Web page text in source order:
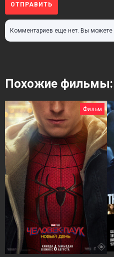
ОТПРАВИТЬ
Комментариев еще нет. Вы можете
Похожие фильмы:
Фильм